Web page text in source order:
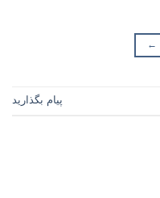
←
پیام بگذارید